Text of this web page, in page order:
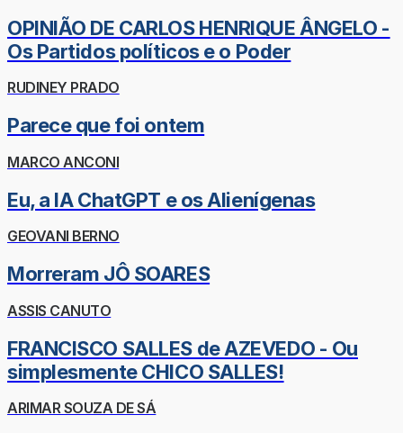
OPINIÃO DE CARLOS HENRIQUE ÂNGELO -
Os Partidos políticos e o Poder
RUDINEY PRADO
Parece que foi ontem
MARCO ANCONI
Eu, a IA ChatGPT e os Alienígenas
GEOVANI BERNO
Morreram JÔ SOARES
ASSIS CANUTO
FRANCISCO SALLES de AZEVEDO - Ou
simplesmente CHICO SALLES!
ARIMAR SOUZA DE SÁ